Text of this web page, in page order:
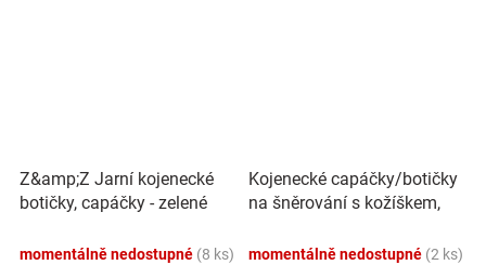
Z&amp;Z Jarní kojenecké
botičky, capáčky - zelené
momentálně nedostupné (8 ks)
Kojenecké capáčky/botičky
na šněrování s kožíškem,
momentálně nedostupné (2 ks)